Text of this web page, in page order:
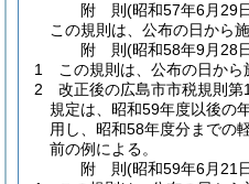
附 則(昭和57年6月29
この規則は、公布の日から施
附 則(昭和58年9月28
1
この規則は、公布の日から
2
改正後の広島市市税規則
規定は、昭和59年度以後の
用し、昭和58年度分までの
前の例による。
附 則(昭和59年6月21